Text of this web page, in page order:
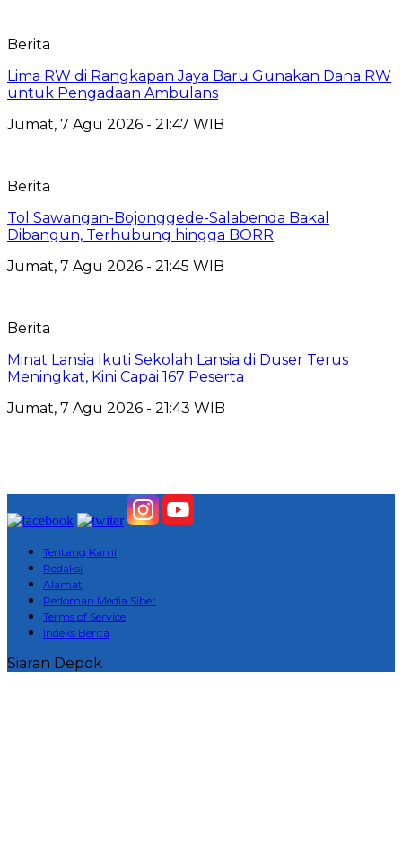
Berita
Lima RW di Rangkapan Jaya Baru Gunakan Dana RW
untuk Pengadaan Ambulans
Jumat, 7 Agu 2026 - 21:47 WIB
Berita
Tol Sawangan-Bojonggede-Salabenda Bakal
Dibangun, Terhubung hingga BORR
Jumat, 7 Agu 2026 - 21:45 WIB
Berita
Minat Lansia Ikuti Sekolah Lansia di Duser Terus
Meningkat, Kini Capai 167 Peserta
Jumat, 7 Agu 2026 - 21:43 WIB
Tentang Kami
Redaksi
Alamat
Pedoman Media Siber
Terms of Service
Indeks Berita
Siaran Depok